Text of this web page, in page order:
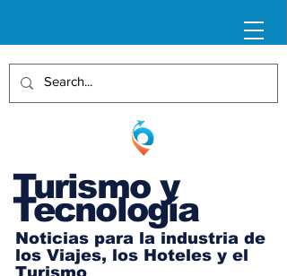
Turismo y
Tecnología
Noticias para la industria de
los Viajes, los Hoteles y el
Turismo